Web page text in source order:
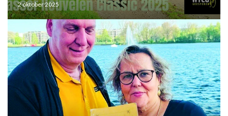
2 oktober 2025